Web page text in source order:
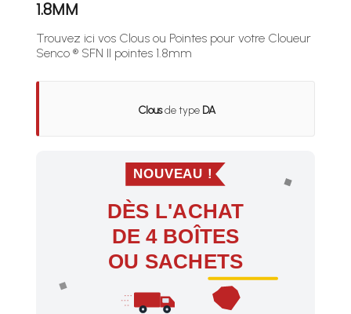
1.8MM
Trouvez ici vos Clous ou Pointes pour votre Cloueur
Senco ® SFN II pointes 1.8mm
Clousde type DA
NOUVEAU !
DÈS L'ACHAT
DE 4 BOÎTES
OU SACHETS